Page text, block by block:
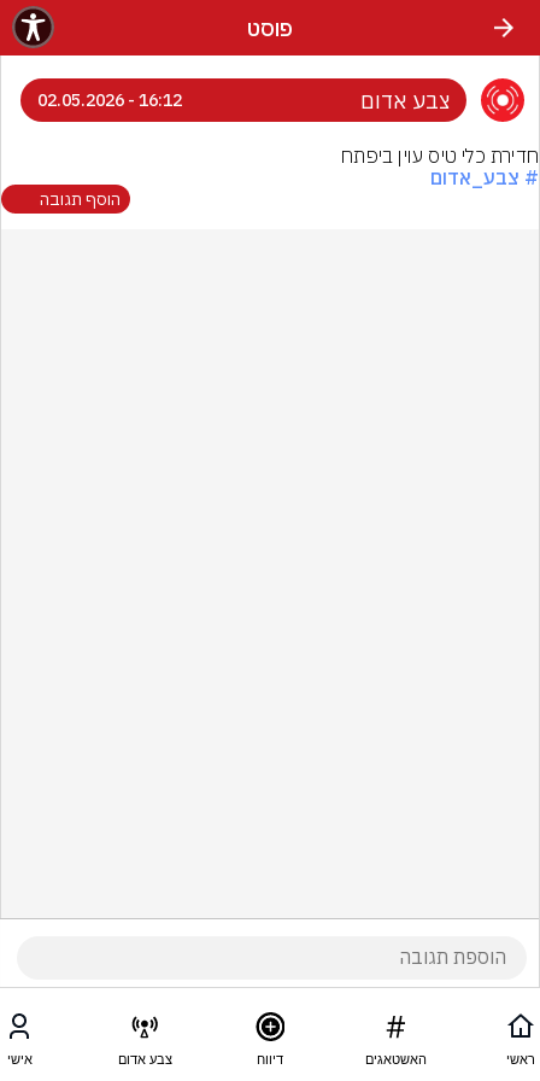
פוסט
צבע אדום 16:12 - 02.05.2026
חדירת כלי טיס עוין ביפתח
# צבע_אדום
הוסף תגובה
ראשי האשטאגים דיווח צבע אדום אישי